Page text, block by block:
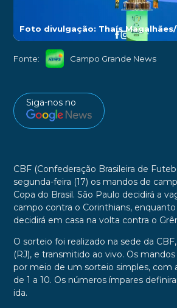
Foto divulgação: Thaís Magalhães/
Fonte: Campo Grande News
Siga-nos no
CBF (Confederação Brasileira de
segunda-feira (17) os mandos de
Copa do Brasil. São Paulo decidirá a
campo contra o Corinthians,
decidirá em casa na volta contra o
O sorteio foi realizado na sede da
(RJ), e transmitido ao vivo. Os
por meio de um sorteio simples, com
de 1 a 10. Os números ímpares
ida.